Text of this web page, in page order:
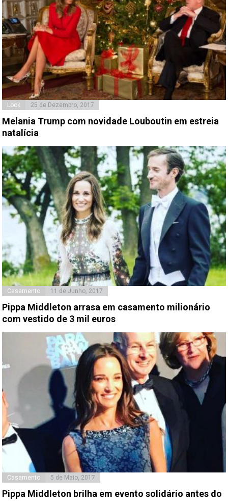
Look 25 de Dezembro, 2017
Melania Trump com novidade Louboutin em estreia
natalícia
Casamento 11 de Junho, 2017
Pippa Middleton arrasa em casamento milionário
com vestido de 3 mil euros
Casamento 5 de Maio, 2017
Pippa Middleton brilha em evento solidário antes do